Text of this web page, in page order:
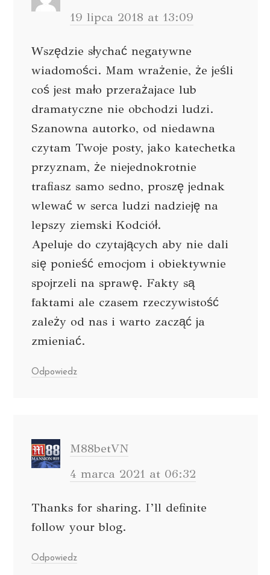
19 lipca 2018 at 13:09
Wszędzie słychać negatywne
wiadomości. Mam wrażenie, że jeśli
coś jest mało przerażajace lub
dramatyczne nie obchodzi ludzi.
Szanowna autorko, od niedawna
czytam Twoje posty, jako katechetka
przyznam, że niejednokrotnie
trafiasz samo sedno, proszę jednak
wlewać w serca ludzi nadzieję na
lepszy ziemski Kodciół.
Apeluje do czytających aby nie dali
się ponieść emocjom i obiektywnie
spojrzeli na sprawę. Fakty są
faktami ale czasem rzeczywistość
zależy od nas i warto zacząć ja
zmieniać.
Odpowiedz
M88betVN
4 marca 2021 at 06:32
Thanks for sharing. I’ll definite
follow your blog.
Odpowiedz